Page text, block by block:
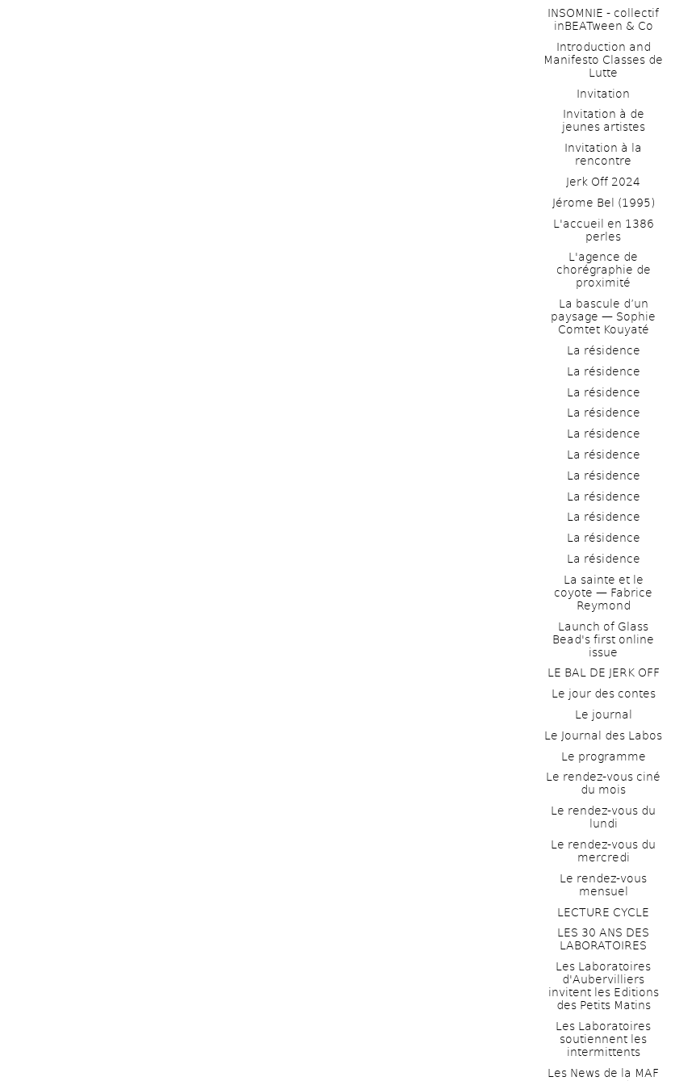
INSOMNIE - collectif
inBEATween & Co
Introduction and
Manifesto Classes de
Lutte
Invitation
Invitation à de
jeunes artistes
Invitation à la
rencontre
Jerk Off 2024
Jérome Bel (1995)
L'accueil en 1386
perles
L'agence de
chorégraphie de
proximité
La bascule d’un
paysage — Sophie
Comtet Kouyaté
La résidence
La résidence
La résidence
La résidence
La résidence
La résidence
La résidence
La résidence
La résidence
La résidence
La résidence
La sainte et le
coyote — Fabrice
Reymond
Launch of Glass
Bead's first online
issue
LE BAL DE JERK OFF
Le jour des contes
Le journal
Le Journal des Labos
Le programme
Le rendez-vous ciné
du mois
Le rendez-vous du
lundi
Le rendez-vous du
mercredi
Le rendez-vous
mensuel
LECTURE CYCLE
LES 30 ANS DES
LABORATOIRES
Les Laboratoires
d'Aubervilliers
invitent les Editions
des Petits Matins
Les Laboratoires
soutiennent les
intermittents
Les News de la MAF